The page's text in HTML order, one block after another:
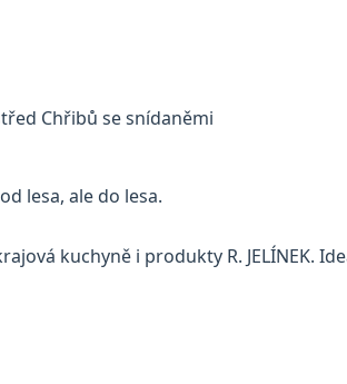
lesa, ale do lesa.
kuchyně i produkty R. JELÍNEK.